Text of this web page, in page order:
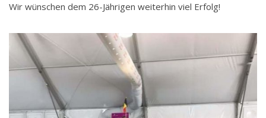
Wir wünschen dem 26-Jährigen weiterhin viel Erfolg!